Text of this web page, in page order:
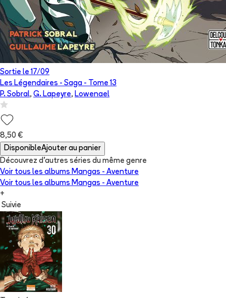
Sortie le 17/09
Les Légendaires - Saga - Tome 13
P. Sobral, G. Lapeyre, Lowenael
8,50 €
DisponibleAjouter au panier
Découvrez d'autres séries du même genre
Voir tous les albums Mangas - Aventure
Voir tous les albums Mangas - Aventure
+
Suivie